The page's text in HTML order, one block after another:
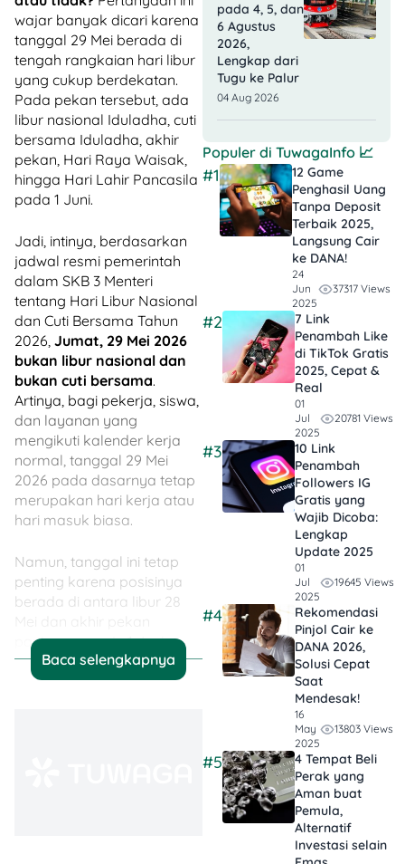
wajar banyak dicari karena
tanggal 29 Mei berada di
tengah rangkaian hari libur
yang cukup berdekatan.
Pada pekan tersebut, ada
libur nasional Iduladha, cuti
bersama Iduladha, akhir
pekan, Hari Raya Waisak,
hingga Hari Lahir Pancasila
pada 1 Juni.
Jadi, intinya, berdasarkan
jadwal resmi pemerintah
dalam SKB 3 Menteri
tentang Hari Libur Nasional
dan Cuti Bersama Tahun
2026, Jumat, 29 Mei 2026
bukan libur nasional dan
bukan cuti bersama.
Artinya, bagi pekerja, siswa,
dan layanan yang
mengikuti kalender kerja
normal, tanggal 29 Mei
2026 pada dasarnya tetap
merupakan hari kerja atau
hari masuk biasa.
Namun, tanggal ini tetap
penting karena posisinya
berada di antara libur 28
panjang menuju 1 Juni.
Karena itu, banyak orang
mempertimbangkan untuk
Baca selengkapnya
pada 4, 5, dan
6 Agustus
2026,
Lengkap dari
Tugu ke Palur
04 Aug 2026
Populer di TuwagaInfo 📈
#1
12 Game
Penghasil Uang
Tanpa Deposit
Terbaik 2025,
Langsung Cair
ke DANA!
24
Jun
2025
37317 Views
#2
7 Link
Penambah Like
di TikTok Gratis
2025, Cepat &
Real
01
Jul
2025
20781 Views
#3
10 Link
Penambah
Followers IG
Gratis yang
Wajib Dicoba:
Lengkap
Update 2025
01
Jul
2025
19645 Views
#4
Rekomendasi
Pinjol Cair ke
DANA 2026,
Solusi Cepat
Saat
Mendesak!
16
May
2025
13803 Views
#5
4 Tempat Beli
Perak yang
Aman buat
Pemula,
Alternatif
Investasi selain